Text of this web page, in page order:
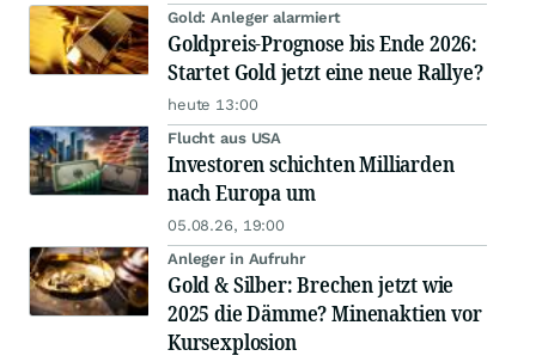
Gold: Anleger alarmiert
Goldpreis-Prognose bis Ende 2026:
Startet Gold jetzt eine neue Rallye?
heute 13:00
Flucht aus USA
Investoren schichten Milliarden
nach Europa um
05.08.26, 19:00
Anleger in Aufruhr
Gold & Silber: Brechen jetzt wie
2025 die Dämme? Minenaktien vor
Kursexplosion